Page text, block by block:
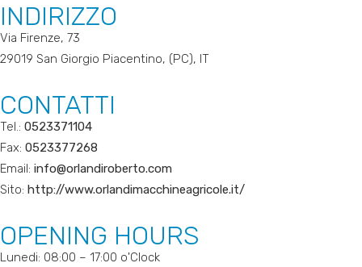
INDIRIZZO
Via Firenze, 73
29019 San Giorgio Piacentino, (PC), IT
CONTATTI
Tel.: 0523371104
Fax: 0523377268
Email: info@orlandiroberto.com
Sito: http://www.orlandimacchineagricole.it/
OPENING HOURS
Lunedi: 08:00 – 17:00 o'Clock